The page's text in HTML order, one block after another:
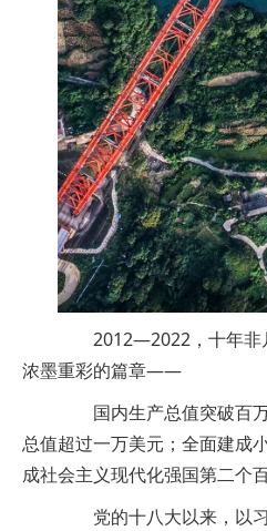
2012—2022，十年非
浓墨重彩的篇章——
国内生产总值突破百万
总值超过一万美元；全面建成
成社会主义现代化强国第二个
党的十八大以来，以习